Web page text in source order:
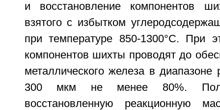
и восстановление компонентов
взятого с избытком
при температуре 850-1300°С. При
компонентов шихты проводят до
металлического железа в диапазоне
300 мкм не менее 80%.
восстановленную реакционную